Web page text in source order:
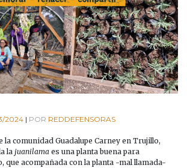
2024 | POR REDDEFENSORAS
la comunidad Guadalupe Carney en Trujillo,
la juanilama es una planta buena para
que acompañada con la planta -mal llamada-